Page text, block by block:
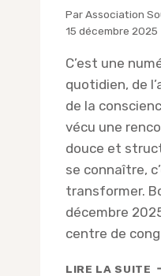
ParAssociation
15 décembre 2025
C’est une
quotidien, de
de la
vécu une
douce et
se connaître,
transformer.
décembre
centre de
LIRE LA SUITE